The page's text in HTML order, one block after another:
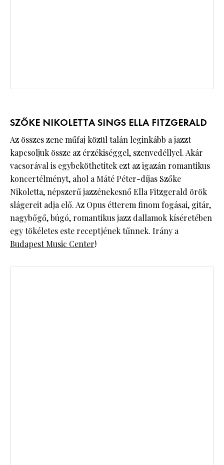
SZŐKE NIKOLETTA SINGS ELLA FITZGERALD
Az összes zene műfaj közül talán leginkább a jazzt
kapcsoljuk össze az érzékiséggel, szenvedéllyel. Akár
vacsorával is egybeköthetitek ezt az igazán romantikus
koncertélményt, ahol a Máté Péter-díjas Szőke
Nikoletta, népszerű jazzénekesnő Ella Fitzgerald örök
slágereit adja elő. Az Opus étterem finom fogásai, gitár,
nagybőgő, búgó, romantikus jazz dallamok kíséretében
egy tökéletes este receptjének tűnnek. Irány a
Budapest Music Center!